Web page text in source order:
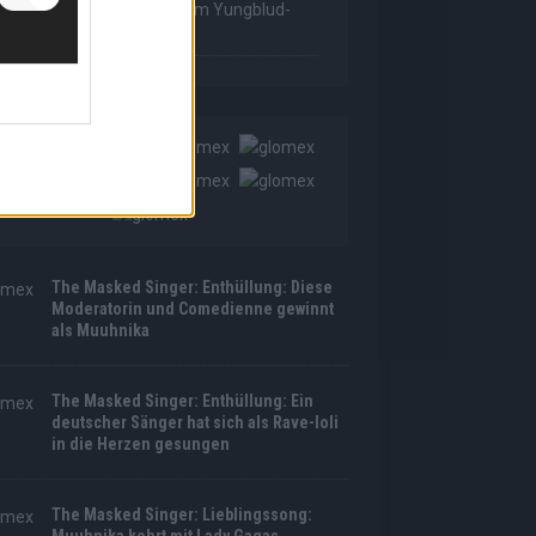
Made For Loving You“ im Yungblud-
The Masked Singer: Enthüllung: Diese
Moderatorin und Comedienne gewinnt
als Muuhnika
The Masked Singer: Enthüllung: Ein
deutscher Sänger hat sich als Rave-Ioli
in die Herzen gesungen
The Masked Singer: Lieblingssong: